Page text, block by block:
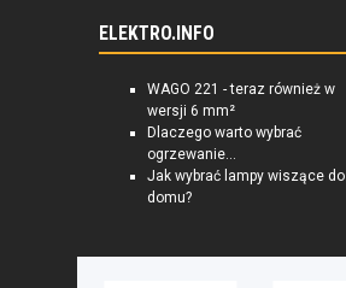
ELEKTRO.INFO
WAGO 221 - teraz również w
wersji 6 mm²
Dlaczego warto wybrać
ogrzewanie...
Jak wybrać lampy wiszące do
domu?